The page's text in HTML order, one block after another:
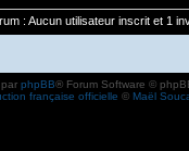
: Aucun utilisateur inscrit et 1
phpBB® Forum Software ©
française officielle © Maël